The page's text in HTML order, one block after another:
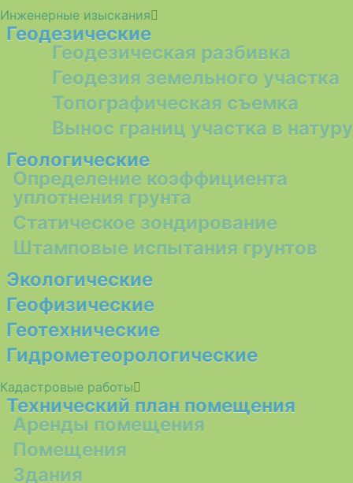
Инженерные изыскания
Геодезические
Геодезическая разбивка
Геодезия земельного участка
Топографическая съемка
Вынос границ участка в натуру
Геологические
Определение коэффициента
уплотнения грунта
Статическое зондирование
Штамповые испытания грунтов
Экологические
Геофизические
Геотехнические
Гидрометеорологические
Кадастровые работы
Технический план помещения
Аренды помещения
Помещения
Здания